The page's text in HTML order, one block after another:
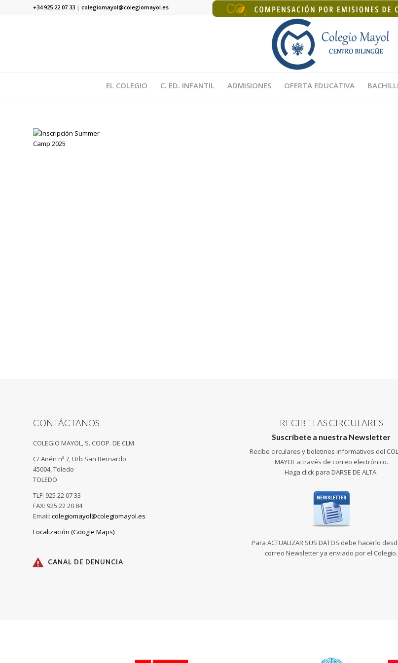
+34 925 22 07 33 | colegiomayol@colegiomayol.es
EL COLEGIO C. ED. INFANTIL ADMISIONES OFERTA EDUCATIVA
CONTÁCTANOS
COLEGIO MAYOL, S. COOP. DE CLM.
C/ Airén nº 7, Urb San Bernardo
45004, Toledo
TOLEDO
TLF: 925 22 07 33
FAX: 925 22 20 84
Email: colegiomayol@colegiomayol.es
Localización (Google Maps)
CANAL DE DENUNCIA
RECIBE LAS CIRCULARES
Suscríbete a nuestra Newsletter
Recibe circulares y boletines informativos del
MAYOL a través de correo electrónico.
Haga click para DARSE DE ALTA.
Para ACTUALIZAR SUS DATOS debe hacerlo
correo Newsletter ya enviado por el Colegio.